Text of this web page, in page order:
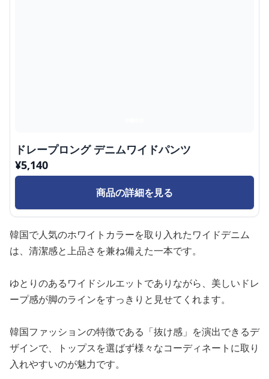
ドレープロング デニムワイドパンツ
¥5,140
商品の詳細を見る
韓国で人気のホワイトカラーを取り入れたワイドデニム
は、清潔感と上品さを兼ね備えた一本です。
ゆとりのあるワイドシルエットでありながら、美しいドレ
ープ感が脚のラインをすっきりと見せてくれます。
韓国ファッションの特徴である「抜け感」を演出できるデ
ザインで、トップスを選ばず様々なコーディネートに取り
入れやすいのが魅力です。